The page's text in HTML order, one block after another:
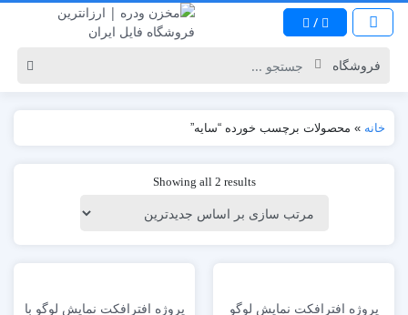
/
خانه » محصولات برچسب خورده “سایه”
Showing all 2 results
پروژه افترافکت نمایش لوگو
پروژه افترافکت نمایش لوگو با